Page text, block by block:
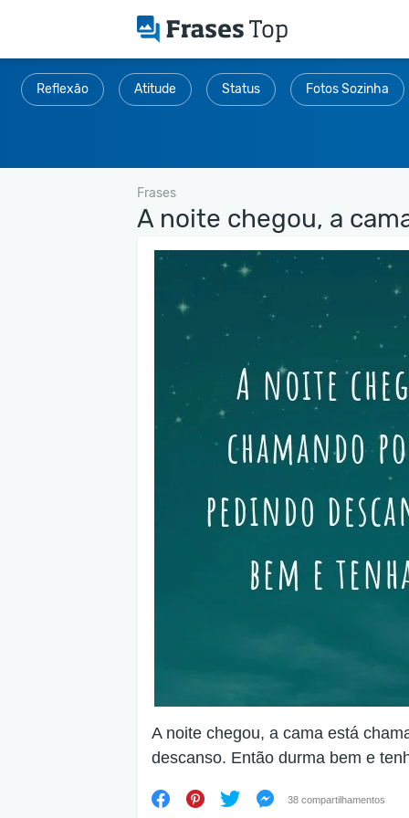
Reflexão Atitude Status Fotos Sozinha
Frases
A noite chegou, a
A noite chegou, a cama está
descanso. Então durma bem e
38 compartilhamentos